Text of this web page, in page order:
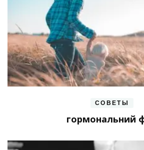
СОВЕТЫ
гормональний